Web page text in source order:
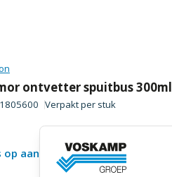
ontvetter spuitbus 300ml
1805600 Verpakt per stuk
op aanvraag